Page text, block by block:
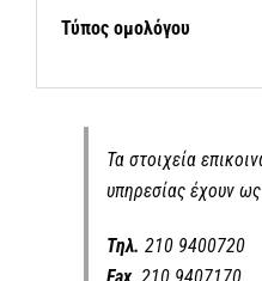
Τύπος ομολόγου
Τα στοιχεία
υπηρεσίας έχουν
Tηλ. 210 9400720